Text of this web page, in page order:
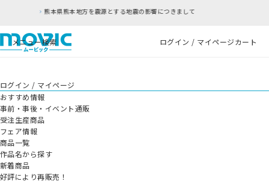
地震の影響につきまして
メニュー検索 ログイン / マイページカート
ログイン / マイページ
おすすめ情報
事前・事後・イベント通販
受注生産商品
フェア情報
商品一覧
作品名から探す
新着商品
好評により再販売！